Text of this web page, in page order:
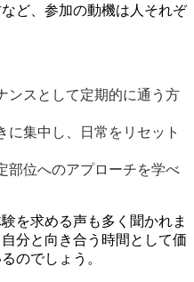
ど、参加の動機は人それぞ
ンスとして定期的に通う方
に集中し、日常をリセット
部位へのアプローチを学べ
を求める声も多く聞かれま
分と向き合う時間として価
のでしょう。